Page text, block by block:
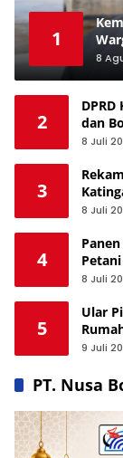
1
8
2
dan
8 Juli
3
8 Juli
4
8 Juli
5
Ular
9 Juli
PT. Nusa